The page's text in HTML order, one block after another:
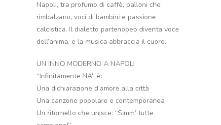
Napoli, tra profumo di caffè, palloni che
rimbalzano, voci di bambini e passione
calcistica. Il dialetto partenopeo diventa voce
dell’anima, e la musica abbraccia il cuore.
UN INNO MODERNO A NAPOLI
“Infinitamente NA” è:
Una dichiarazione d’amore alla città
Una canzone popolare e contemporanea
Un ritornello che unisce: “Simm’ tutte